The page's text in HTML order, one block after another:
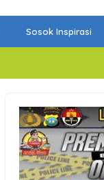
Sosok Inspirasi